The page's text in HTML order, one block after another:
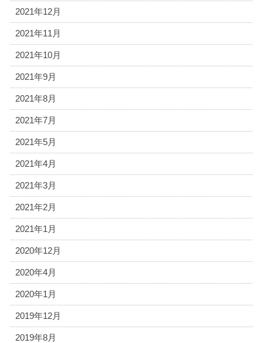
2021年12月
2021年11月
2021年10月
2021年9月
2021年8月
2021年7月
2021年5月
2021年4月
2021年3月
2021年2月
2021年1月
2020年12月
2020年4月
2020年1月
2019年12月
2019年8月